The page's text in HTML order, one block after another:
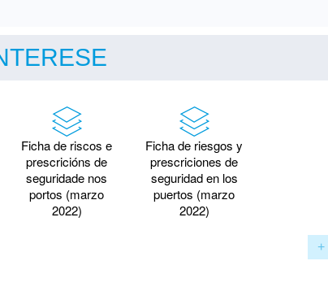
Ficha de riscos e
prescricións de
seguridade nos
portos (marzo
2022)
Ficha de riesgos y
prescriciones de
seguridad en los
puertos (marzo
2022)
+